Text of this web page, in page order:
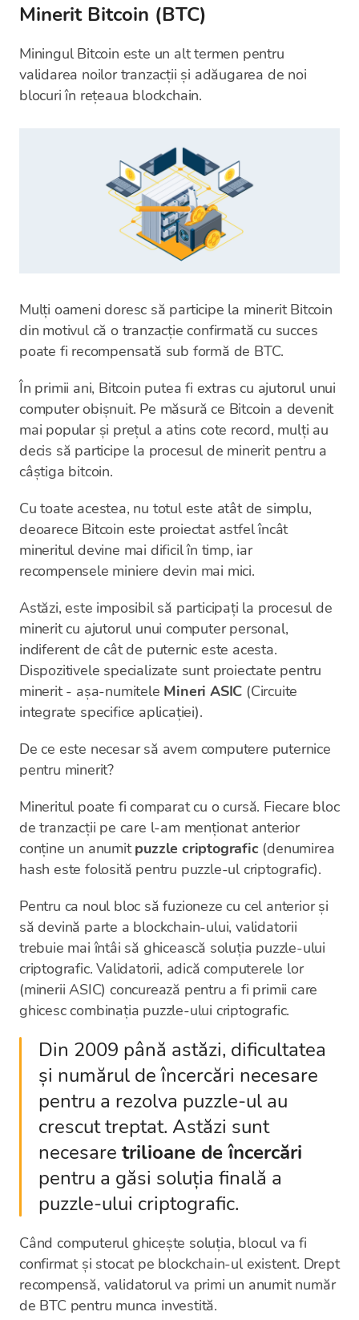
Minerit Bitcoin (BTC)
Miningul Bitcoin este un alt termen pentru
validarea noilor tranzacții și adăugarea de noi
blocuri în rețeaua blockchain.
Mulți oameni doresc să participe la minerit Bitcoin
din motivul că o tranzacție confirmată cu succes
poate fi recompensată sub formă de BTC.
În primii ani, Bitcoin putea fi extras cu ajutorul unui
computer obișnuit. Pe măsură ce Bitcoin a devenit
mai popular și prețul a atins cote record, mulți au
decis să participe la procesul de minerit pentru a
câștiga bitcoin.
Cu toate acestea, nu totul este atât de simplu,
deoarece Bitcoin este proiectat astfel încât
mineritul devine mai dificil în timp, iar
recompensele miniere devin mai mici.
Astăzi, este imposibil să participați la procesul de
minerit cu ajutorul unui computer personal,
indiferent de cât de puternic este acesta.
Dispozitivele specializate sunt proiectate pentru
minerit - așa-numitele Mineri ASIC (Circuite
integrate specifice aplicației).
De ce este necesar să avem computere puternice
pentru minerit?
Mineritul poate fi comparat cu o cursă. Fiecare bloc
de tranzacții pe care l-am menționat anterior
conține un anumitpuzzle criptografic(denumirea
hash este folosită pentru puzzle-ul criptografic).
Pentru ca noul bloc să fuzioneze cu cel anterior și
să devină parte a blockchain-ului, validatorii
trebuie mai întâi să ghicească soluția puzzle-ului
criptografic. Validatorii, adică computerele lor
(minerii ASIC) concurează pentru a fi primii care
ghicesc combinația puzzle-ului criptografic.
Din 2009 până astăzi, dificultatea
și numărul de încercări necesare
pentru a rezolva puzzle-ul au
crescut treptat. Astăzi sunt
necesare trilioane de încercări
pentru a găsi soluția finală a
puzzle-ului criptografic.
Când computerul ghicește soluția, blocul va fi
confirmat și stocat pe blockchain-ul existent. Drept
recompensă, validatorul va primi un anumit număr
de BTC pentru munca investită.